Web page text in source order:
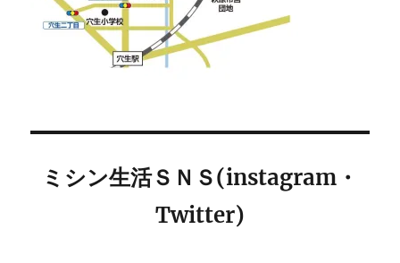
ミシン生活ＳＮＳ(instagram・
Twitter)